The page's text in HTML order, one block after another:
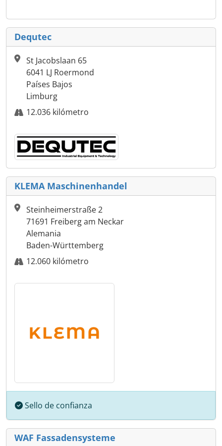
Dequtec
St Jacobslaan 65
6041 LJ Roermond
Países Bajos
Limburg
12.036 kilómetro
KLEMA Maschinenhandel
Steinheimerstraße 2
71691 Freiberg am Neckar
Alemania
Baden-Württemberg
12.060 kilómetro
Sello de confianza
WAF Fassadensysteme